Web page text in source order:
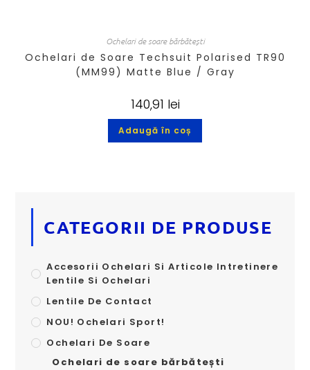
Ochelari de soare bărbătești
Ochelari de Soare Techsuit Polarised TR90
(MM99) Matte Blue / Gray
140,91 lei
Adaugă în coș
CATEGORII DE PRODUSE
Accesorii Ochelari Si Articole Intretinere
Lentile Si Ochelari
Lentile De Contact
NOU! Ochelari Sport!
Ochelari De Soare
Ochelari de soare bărbătești